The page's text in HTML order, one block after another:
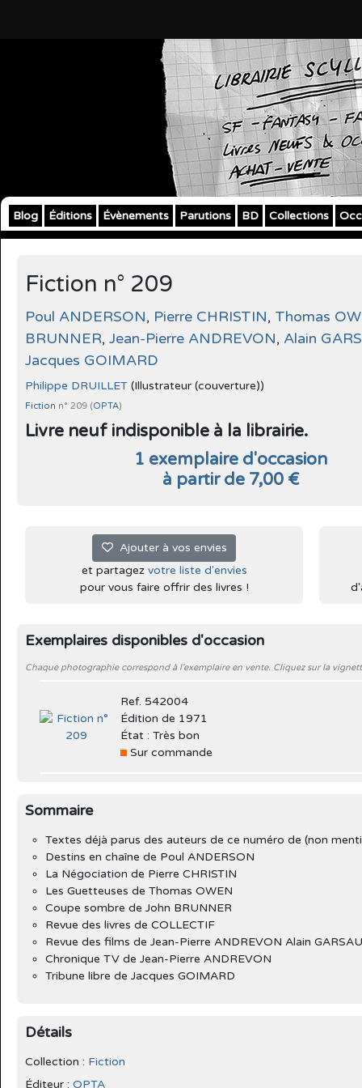
Blog Éditions Évènements Parutions BD Collections
Fiction n° 209
Poul ANDERSON, Pierre CHRISTIN, Thomas
BRUNNER, Jean-Pierre ANDREVON, Alain
Jacques GOIMARD
Philippe DRUILLET (Illustrateur (couverture))
Fiction n° 209 (OPTA)
Livre neuf indisponible à la librairie.
1 exemplaire d'occasion
à partir de 7,00 €
Ajouter à vos envies
et partagez votre liste d'envies
pour vous faire offrir des livres !
Exemplaires disponibles d'occasion
Chaque photographie correspond à l'exemplaire en vente. Cliquez sur la
Ref. 542004
Édition de 1971
État : Très bon
Sur commande
Sommaire
Textes déjà parus des auteurs de ce numéro de (non
Destins en chaîne de Poul ANDERSON
La Négociation de Pierre CHRISTIN
Les Guetteuses de Thomas OWEN
Coupe sombre de John BRUNNER
Revue des livres de COLLECTIF
Revue des films de Jean-Pierre ANDREVON Alain
Chronique TV de Jean-Pierre ANDREVON
Tribune libre de Jacques GOIMARD
Détails
Collection : Fiction
Éditeur : OPTA